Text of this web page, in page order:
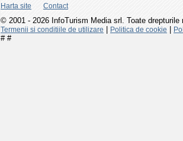
Harta site Contact
© 2001 - 2026 InfoTurism Media srl. Toate drepturile
Termenii si conditiile de utilizare Politica de cookie
# #